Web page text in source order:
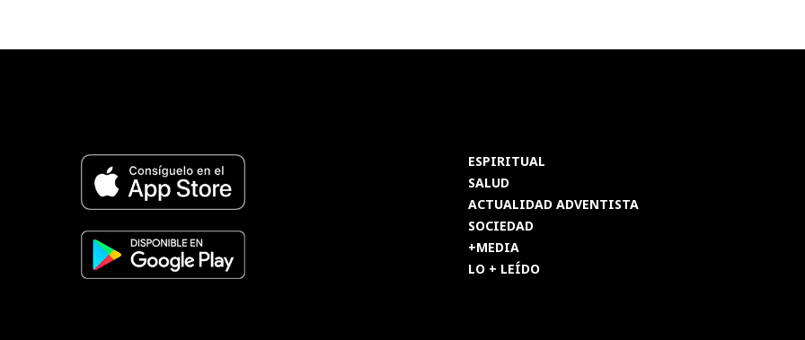
ESPIRITUAL
SALUD
ACTUALIDAD ADVENTISTA
SOCIEDAD
+MEDIA
LO + LEÍDO